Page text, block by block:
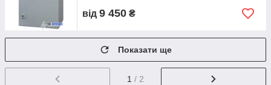
від 9 450 ₴
Показати ще
1 / 2